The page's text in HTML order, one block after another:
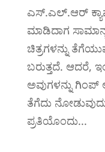
ಎಸ್.ಎಲ್.‌ಆರ್
ಮಾಡಿದಾಗ
ಚಿತ್ರಗಳನ್ನು
ಬರುತ್ತದೆ. ಆದರೆ,
ಅವುಗಳನ್ನು
ತೆಗೆದು
ಪ್ರತಿಯೊಂದು...